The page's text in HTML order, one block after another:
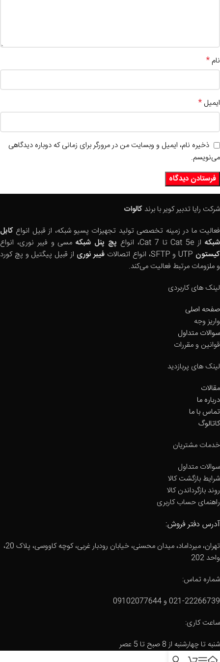
نام*
ایمیل *
ذخیره نام، ایمیل و وبسایت من در مرورگر برای زمانی که دوباره دیدگاهی
می‌نویسم.
شرکت رایا تدبیر کویر با برند کالوات
فعالیت ما در زمینه تخصصی تولید تجهیزات پسیو شبکه، از قبیل انواع کابل
شبکهاز Cat 5e تا Cat 7، انواع پچ پنل شبکهمسی و فیبر نوری، انواع
کیستون
فیبر نوری از قبیل پیگتیل و پچ کورد
و ملزومات مرتبط فعالیت می‌کند.
لینک های کاربردی
صفحه اصلی
واریز وجه
سوالات متداول
قوانین و مقررات
لینک های پربازدید
مقالات
درباره ما
تماس با ما
کاتالوگ
خدمات مشتریان
سوالات متداول
شرایط بازگشت کالا
روند بازگرداندن کالا
راهنمای حساب کاربری
آدرس دفتر فروش:
تهران، میرداماد، میدان محسنی، خیابان رودبار غربی، کوچه کاووسی، پلاک 20،
واحد 202
شماره تماس:
021-22266739 و 09102077644
ساعت کاری:
شنبه تا چهارشنبه از 8 صبح تا 5 عصر